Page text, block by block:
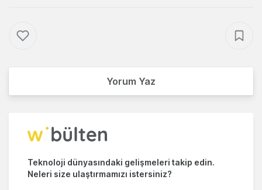
Yorum Yaz
Teknoloji dünyasındaki gelişmeleri takip edin.
Neleri size ulaştırmamızı istersiniz?